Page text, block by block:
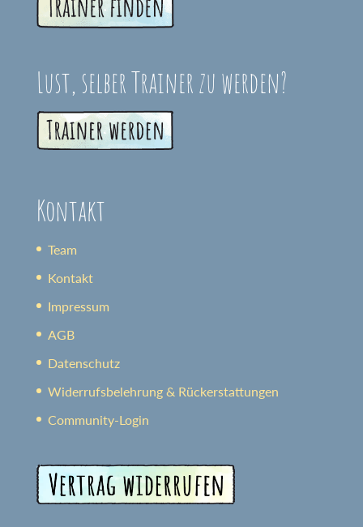
Lust, selber Trainer zu werden?
Kontakt
Team
Kontakt
Impressum
AGB
Datenschutz
Widerrufsbelehrung & Rückerstattungen
Community-Login